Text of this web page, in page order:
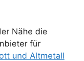
Nähe die
für
und Altmetall